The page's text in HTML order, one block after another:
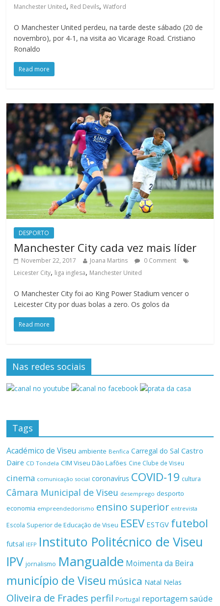
Manchester United, Red Devils,Watford
O Manchester United perdeu, na tarde deste sábado (20 de
novembro), por 4-1, na visita ao Vicarage Road. Cristiano
Ronaldo
Read more
DESPORTO
Manchester City cada vez mais líder
November 22, 2017 Joana Martins
0 Comment
Leicester City, liga inglesa, Manchester United
O Manchester City foi ao King Power Stadium vencer o
Leicester City por duas bolas a zero. Os golos da
Read more
Nas redes sociais
Tags
Académico de Viseu ambiente Benfica Carregal do Sal Castro
Daire CD Tondela CIM Viseu Dão Lafões Cine Clube de Viseu
cinema comunicação social coronavírus COVID-19 cultura
Câmara Municipal de Viseu desemprego desporto
economia empreendedorismo ensino superior entrevista
Escola Superior de Educação de Viseu ESEV ESTGV futebol
futsal IEFP Instituto Politécnico de Viseu
IPV jornalismo Mangualde Moimenta da Beira
município de Viseu música Natal Nelas
Oliveira de Frades perfil Portugal reportagemsaúde